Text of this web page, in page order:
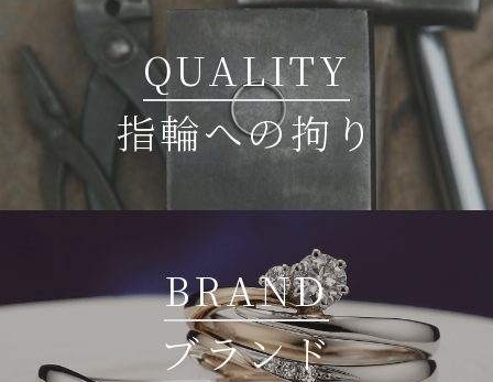
QUALITY
指輪への拘り
BRAND
ブランド